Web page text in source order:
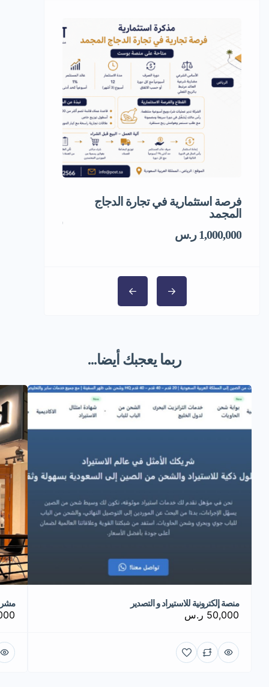
فرصة استثمارية في تجارة الدجاج
المجمد
1,000,000 ر.س
ربما يعجبك أيضا...
منصة إلكترونية للاستيراد و التصدير
50,000 ر.س